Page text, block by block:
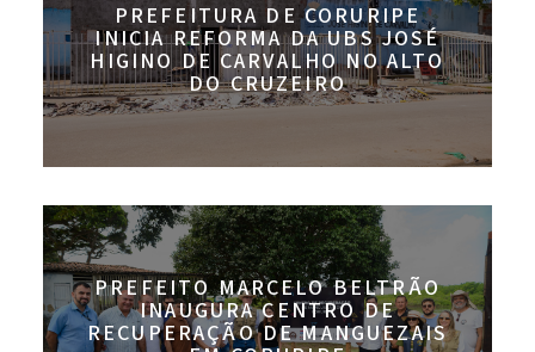
PREFEITURA DE CORURIPE
INICIA REFORMA DA UBS JOSÉ
HIGINO DE CARVALHO NO ALTO
DO CRUZEIRO
PREFEITO MARCELO BELTRÃO
INAUGURA CENTRO DE
RECUPERAÇÃO DE MANGUEZAIS